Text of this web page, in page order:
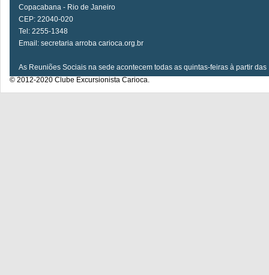
Copacabana - Rio de Janeiro
CEP: 22040-020
Tel: 2255-1348
Email: secretaria arroba carioca.org.br
As Reuniões Sociais na sede acontecem todas as quintas-feiras à partir das
© 2012-2020 Clube Excursionista Carioca.